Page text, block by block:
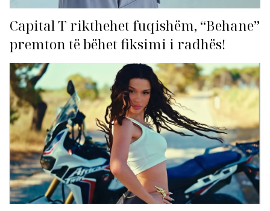
Capital T rikthehet fuqishëm, “Behane”
premton të bëhet fiksimi i radhës!